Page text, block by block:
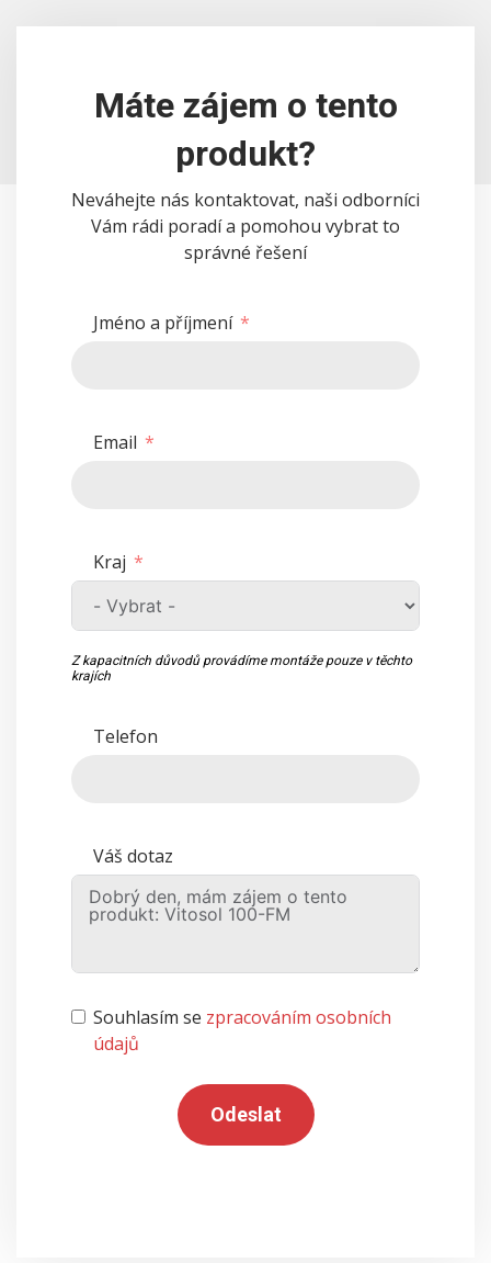
Máte zájem o tento
produkt?
Neváhejte nás kontaktovat, naši odborníci
Vám rádi poradí a pomohou vybrat to
správné řešení
Jméno a příjmení
Email
Kraj
Z kapacitních důvodů provádíme montáže pouze v těchto
krajích
Telefon
Váš dotaz
Souhlasím se zpracováním osobních
údajů
Odeslat